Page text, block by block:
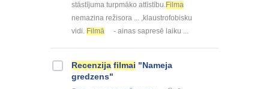
stāstījuma turpmāko attīstību.Filma
nemazina režisora ... ,klaustrofobisku
vidi. Filmā - ainas sapresē laiku ...
Recenzija filmai "Nameja
gredzens"